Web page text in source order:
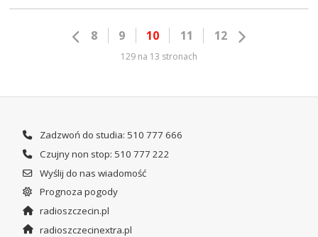
8 9 10 11 12
129 na 13 stronach
Zadzwoń do studia: 510 777 666
Czujny non stop: 510 777 222
Wyślij do nas wiadomość
Prognoza pogody
radioszczecin.pl
radioszczecinextra.pl